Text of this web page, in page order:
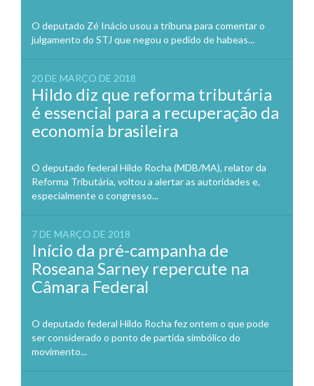
O deputado Zé Inácio usou a tribuna para comentar o
julgamento do STJ que negou o pedido de habeas...
20 DE MARÇO DE 2018
Hildo diz que reforma tributária
é essencial para a recuperação da
economia brasileira
O deputado federal Hildo Rocha (MDB/MA), relator da
Reforma Tributária, voltou a alertar as autoridades e,
especialmente o congresso...
7 DE MARÇO DE 2018
Início da pré-campanha de
Roseana Sarney repercute na
Câmara Federal
O deputado federal Hildo Rocha fez ontem o que pode
ser considerado o ponto de partida simbólico do
movimento...